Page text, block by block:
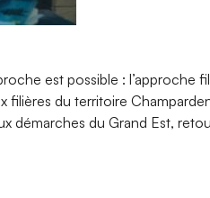
est possible : l’approche
du territoire
démarches du Grand Est,